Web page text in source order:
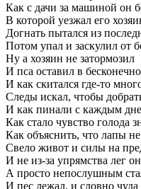
Как с дачи за машиной он
В которой уезжал его
Догнать пытался из
Потом упал и заскулил от
Ну а хозяин не затормозил
И пса оставил в
И как скитался где-то
Следы искал, чтобы
И как пинали с каждым
Как стало чувство голода
Как объяснить, что лапы
Свело живот и силы на
И не из-за упрямства лег
А просто непослушным
И пес лежал, и словно чуда